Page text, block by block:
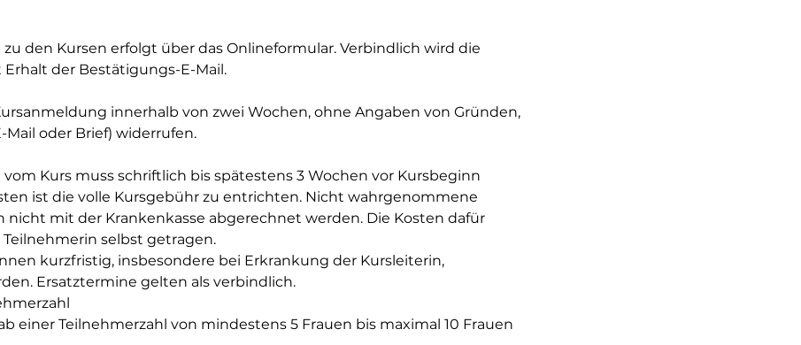
den Kursen erfolgt über das Onlineformular. Verbindlich wird die
der Bestätigungs-E-Mail.
innerhalb von zwei Wochen, ohne Angaben von Gründen,
Mail oder Brief) widerrufen.
Kurs muss schriftlich bis spätestens 3 Wochen vor Kursbeginn
ist die volle Kursgebühr zu entrichten. Nicht wahrgenommene
nicht mit der Krankenkasse abgerechnet werden. Die Kosten dafür
selbst getragen.
kurzfristig, insbesondere bei Erkrankung der Kursleiterin,
Ersatztermine gelten als verbindlich.
einer Teilnehmerzahl von mindestens 5 Frauen bis maximal 10 Frauen